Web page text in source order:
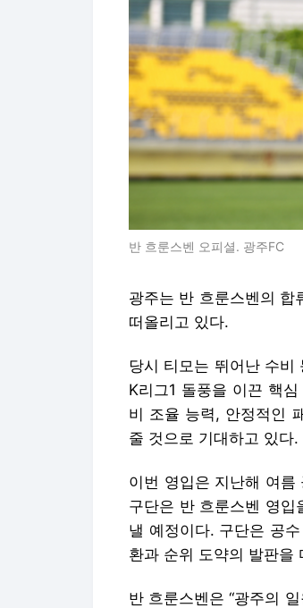
반 흐룬스벤 오피셜. 광주FC
광주는 반 흐룬스벤의
떠올리고 있다.
당시 티모는 뛰어난 수비
K리그1 돌풍을 이끈 핵
비 조율 능력, 안정적인
줄 것으로 기대하고 있다.
이번 영입은 지난해 여름
구단은 반 흐룬스벤 영
낼 예정이다. 구단은 공
환과 순위 도약의 발판을
반 흐룬스벤은 “광주의